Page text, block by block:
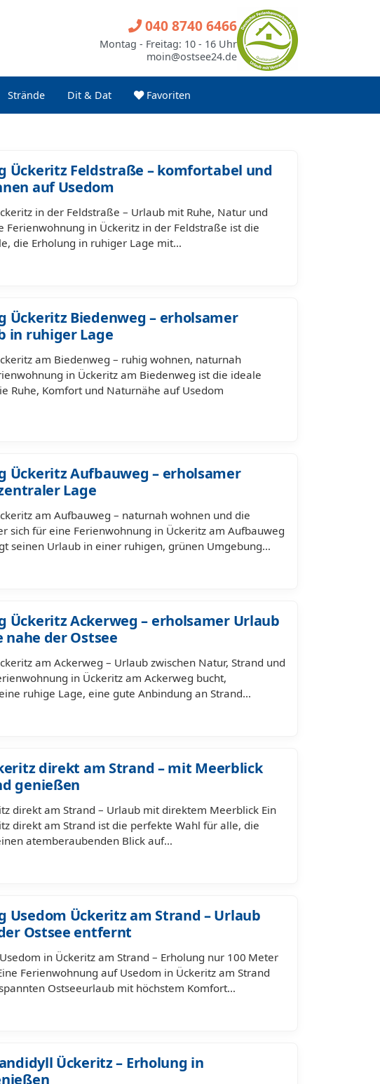
Strände Dit & Dat Favoriten
040 8740 6466
Montag - Freitag: 10 - 16 Uhr
moin@ostsee24.de
Ückeritz Feldstraße – komfortabel und
auf Usedom
in der Feldstraße – Urlaub mit Ruhe, Natur und
Ferienwohnung in Ückeritz in der Feldstraße ist die
die Erholung in ruhiger Lage mit…
Ückeritz Biedenweg – erholsamer
in ruhiger Lage
am Biedenweg – ruhig wohnen, naturnah
in Ückeritz am Biedenweg ist die ideale
Ruhe, Komfort und Naturnähe auf Usedom
Ückeritz Aufbauweg – erholsamer
Lage
am Aufbauweg – naturnah wohnen und die
sich für eine Ferienwohnung in Ückeritz am Aufbauweg
seinen Urlaub in einer ruhigen, grünen Umgebung…
Ückeritz Ackerweg – erholsamer Urlaub
der Ostsee
am Ackerweg – Urlaub zwischen Natur, Strand und
in Ückeritz am Ackerweg bucht,
ruhige Lage, eine gute Anbindung an Strand…
direkt am Strand – mit Meerblick
genießen
direkt am Strand – Urlaub mit direktem Meerblick Ein
direkt am Strand ist die perfekte Wahl für alle, die
atemberaubenden Blick auf…
Usedom Ückeritz am Strand – Urlaub
Ostsee entfernt
in Ückeritz am Strand – Erholung nur 100 Meter
Ferienwohnung auf Usedom in Ückeritz am Strand
Ostseeurlaub mit höchstem Komfort…
Ückeritz – Erholung in